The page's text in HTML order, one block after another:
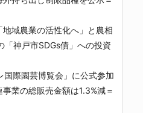
域農業の活性化へ」と農相
神戸市SDGs債」への投資
際園芸博覧会」に公式参加
業の総販売金額は1.3%減＝